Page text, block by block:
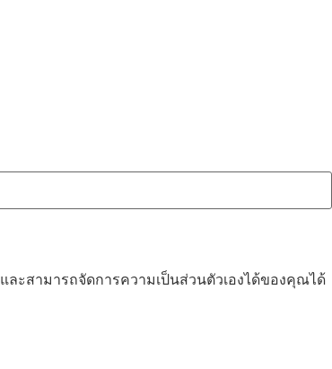
และสามารถจัดการความเป็นส่วนตัวเองได้ของคุณได้